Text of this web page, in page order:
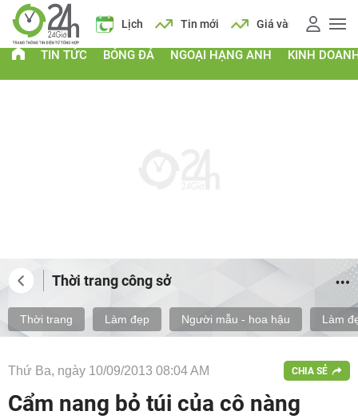
xăng Lịch Tin mới Giá vàng Giá xăng
TIN TỨC BÓNG ĐÁ NGOẠI HẠNG ANH KINH
Thời trang công sở
Thời trang Làm đẹp Người mẫu - hoa hậu Làm
Thứ Ba, ngày 10/09/2013 08:04 AM CHIA SẺ
Cẩm nang bỏ túi của cô nàng